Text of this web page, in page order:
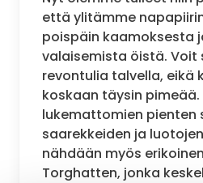
että ylitämme
poispäin kaamoksesta
valaisemista öistä. Voit
revontulia talvella, eikä
koskaan täysin
lukemattomien pienten
saarekkeiden ja
nähdään myös
Torghatten, jonka